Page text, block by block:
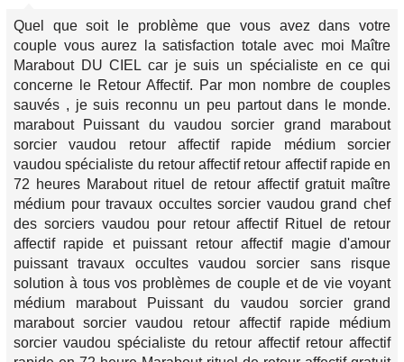
Quel que soit le problème que vous avez dans votre
couple vous aurez la satisfaction totale avec moi Maître
Marabout DU CIEL car je suis un spécialiste en ce qui
concerne le Retour Affectif. Par mon nombre de couples
sauvés , je suis reconnu un peu partout dans le monde.
marabout Puissant du vaudou sorcier grand marabout
sorcier vaudou retour affectif rapide médium sorcier
vaudou spécialiste du retour affectif retour affectif rapide en
72 heures Marabout rituel de retour affectif gratuit maître
médium pour travaux occultes sorcier vaudou grand chef
des sorciers vaudou pour retour affectif Rituel de retour
affectif rapide et puissant retour affectif magie d'amour
puissant travaux occultes vaudou sorcier sans risque
solution à tous vos problèmes de couple et de vie voyant
médium marabout Puissant du vaudou sorcier grand
marabout sorcier vaudou retour affectif rapide médium
sorcier vaudou spécialiste du retour affectif retour affectif